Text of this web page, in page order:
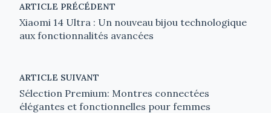
ARTICLE PRÉCÉDENT
Xiaomi 14 Ultra : Un nouveau bijou technologique
aux fonctionnalités avancées
ARTICLE SUIVANT
Sélection Premium: Montres connectées
élégantes et fonctionnelles pour femmes